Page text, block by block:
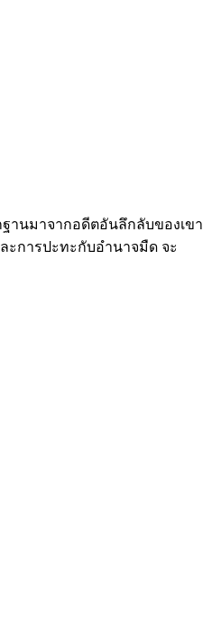
านมาจากอดีตอันลึกลับของเขา
ะการปะทะกับอำนาจมืด จะ